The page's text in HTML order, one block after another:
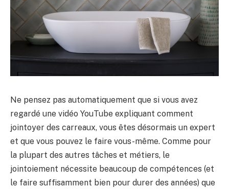
Ne pensez pas automatiquement que si vous avez
regardé une vidéo YouTube expliquant comment
jointoyer des carreaux, vous êtes désormais un expert
et que vous pouvez le faire vous-même. Comme pour
la plupart des autres tâches et métiers, le
jointoiement nécessite beaucoup de compétences (et
le faire suffisamment bien pour durer des années) que